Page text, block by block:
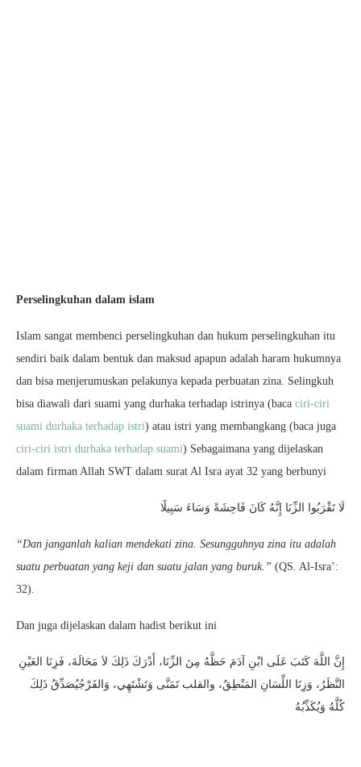
Perselingkuhan dalam islam
Islam sangat membenci perselingkuhan dan hukum perselingkuhan itu
sendiri baik dalam bentuk dan maksud apapun adalah haram hukumnya
dan bisa menjerumuskan pelakunya kepada perbuatan zina. Selingkuh
bisa diawali dari suami yang durhaka terhadap istrinya (baca ciri-ciri
suami durhaka terhadap istri) atau istri yang membangkang (baca juga
ciri-ciri istri durhaka terhadap suami) Sebagaimana yang dijelaskan
dalam firman Allah SWT dalam surat Al Isra ayat 32 yang berbunyi
لَا تَقْرَبُوا الزِّنَا إِنَّهُ كَانَ فَاحِشَةً وَسَاءَ سَبِيلًا
“Dan janganlah kalian mendekati zina. Sesungguhnya zina itu adalah
suatu perbuatan yang keji dan suatu jalan yang buruk.” (QS. Al-Isra’:
32).
Dan juga dijelaskan dalam hadist berikut ini
إِنَّ اللَّهَ كَتَبَ عَلَى ابْنِ آدَمَ حَظَّهُ مِنَ الزِّنَا، أَدْرَكَ ذَلِكَ لاَ مَحَالَةَ، فَزِنَا العَيْنِ
النَّظَرُ، وَزِنَا اللِّسَانِ المَنْطِقُ، والقلب تَمَنَّى وَتَشْتَهِي، وَالفَرْجُيُصَدِّقُ ذَلِكَ
كُلَّهُ وَيُكَذِّبُهُ